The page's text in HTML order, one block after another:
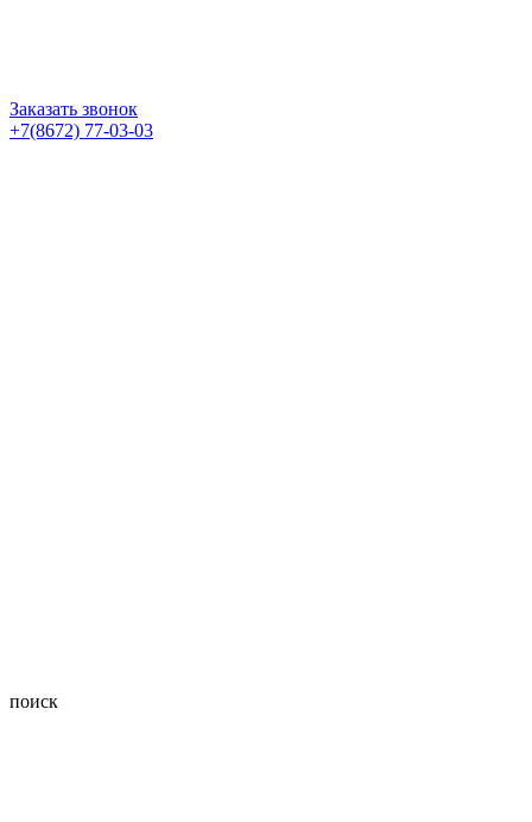
Заказать звонок
+7(8672) 77-03-03
поиск